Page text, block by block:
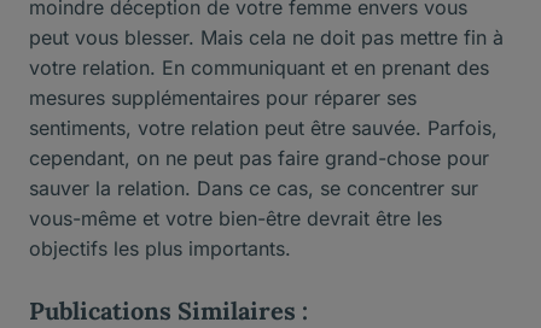
moindre déception de votre femme envers vous
peut vous blesser. Mais cela ne doit pas mettre fin à
votre relation. En communiquant et en prenant des
mesures supplémentaires pour réparer ses
sentiments, votre relation peut être sauvée. Parfois,
cependant, on ne peut pas faire grand-chose pour
sauver la relation. Dans ce cas, se concentrer sur
vous-même et votre bien-être devrait être les
objectifs les plus importants.
Publications Similaires :